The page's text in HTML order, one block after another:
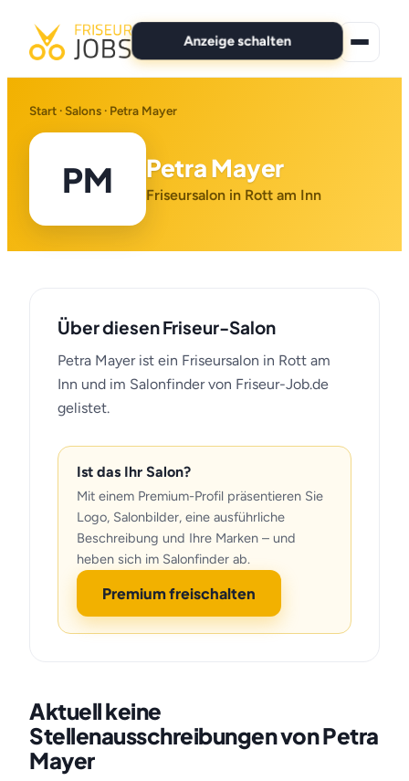
Anzeige schalten
Alle Jobs
Für Bewerber
Anzeige schalten
Start · Salons · Petra Mayer
PM Petra Mayer
Friseursalon in Rott am Inn
Über diesen Friseur-Salon
Petra Mayer ist ein Friseursalon in Rott am
Inn und im Salonfinder von Friseur-Job.de
gelistet.
Ist das Ihr Salon?
Mit einem Premium-Profil präsentieren Sie
Logo, Salonbilder, eine ausführliche
Beschreibung und Ihre Marken – und
heben sich im Salonfinder ab.
Premium freischalten
Aktuell keine
Stellenausschreibungen von Petra
Mayer